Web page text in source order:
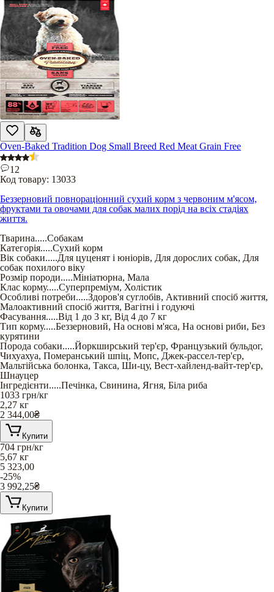
Oven-Baked Tradition Dog Small Breed Red Meat Grain Free
12
Код товару: 13033
Беззерновий повнораціонний сухий корм з червоним м'ясом,
фруктами та овочами для собак малих порід на всіх стадіях
життя.
Тварина.....Собакам
Категорія.....Сухий корм
Вік собаки.....Для цуценят і юніорів, Для дорослих собак, Для
собак похилого віку
Розмір породи.....Мініатюрна, Мала
Клас корму.....Суперпреміум, Холістик
Особливі потреби.....Здоров'я суглобів, Активний спосіб життя,
Малоактивний спосіб життя, Вагітні і годуючі
Фасування.....Від 1 до 3 кг, Від 4 до 7 кг
Тип корму.....Беззерновий, На основі м'яса, На основі риби, Без
курятини
Порода собаки.....Йоркширський тер'єр, Французький бульдог,
Чихуахуа, Померанський шпіц, Мопс, Джек-рассел-тер'єр,
Мальтійська болонка, Такса, Ши-цу, Вест-хайленд-вайт-тер'єр,
Шнауцер
Інгредієнти.....Печінка, Свинина, Ягня, Біла риба
1033 грн/кг
2,27 кг
2 344,00₴
Купити
704 грн/кг
5,67 кг
5 323,00
-25%
3 992,25₴
Купити